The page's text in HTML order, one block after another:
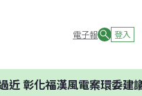
電子報 登入
福漢風電案環委建議不應開